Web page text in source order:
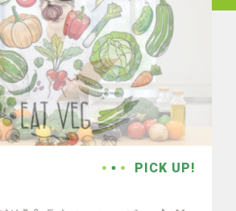
PICK UP!
PICK UP!